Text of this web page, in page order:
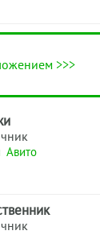
>>>
Авито